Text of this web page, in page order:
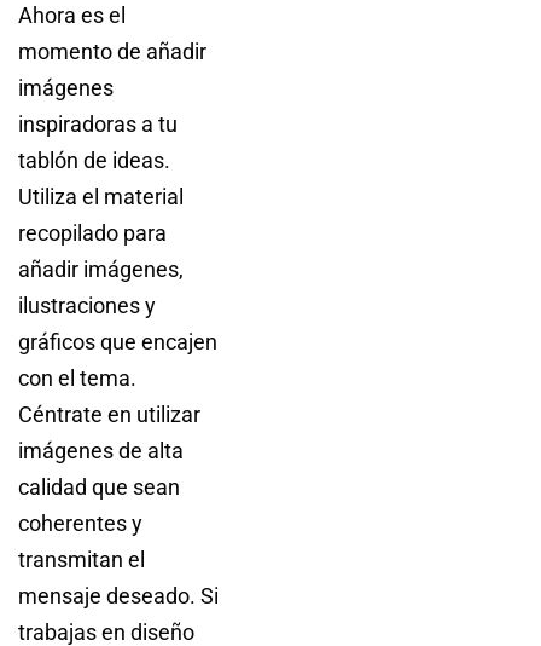
Ahora es el
momento de añadir
imágenes
inspiradoras a tu
tablón de ideas.
Utiliza el material
recopilado para
añadir imágenes,
ilustraciones y
gráficos que encajen
con el tema.
Céntrate en utilizar
imágenes de alta
calidad que sean
coherentes y
transmitan el
mensaje deseado. Si
trabajas en diseño